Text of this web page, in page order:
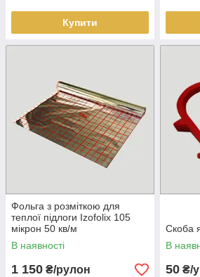
Купити
Фольга з розміткою для
теплої підлоги Izofolix 105
мікрон 50 кв/м
В наявності
1 150 ₴/рулон
Скоба
В
50 ₴/